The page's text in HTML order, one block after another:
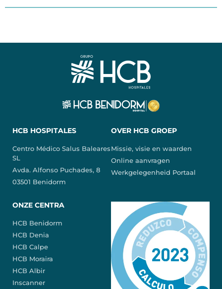
HCB HOSPITALES
Centro Médico Salus Baleares
SL
Avda. Alfonso Puchades, 8
03501 Benidorm
OVER HCB GROEP
Missie, visie en waarden
Online aanvragen
Werkgelegenheid Portaal
ONZE CENTRA
HCB Benidorm
HCB Denia
HCB Calpe
HCB Moraira
HCB Albir
Inscanner